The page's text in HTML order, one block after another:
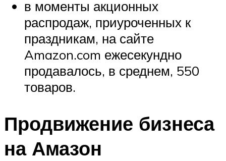
в моменты акционных
распродаж, приуроченных к
праздникам, на сайте
Amazon.com ежесекундно
продавалось, в среднем, 550
товаров.
Продвижение бизнеса
на Амазон